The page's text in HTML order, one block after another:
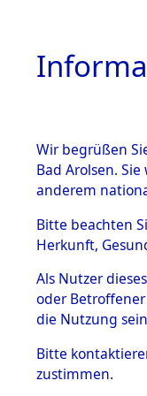
BESTÄNDE
mente
5.
5.3.1
Wir begrüßen
Bad Arolsen.
anderem
Bitte beachten
Herkunft,
Als Nutzer
oder
die Nutzung
Bitte
zustimmen.